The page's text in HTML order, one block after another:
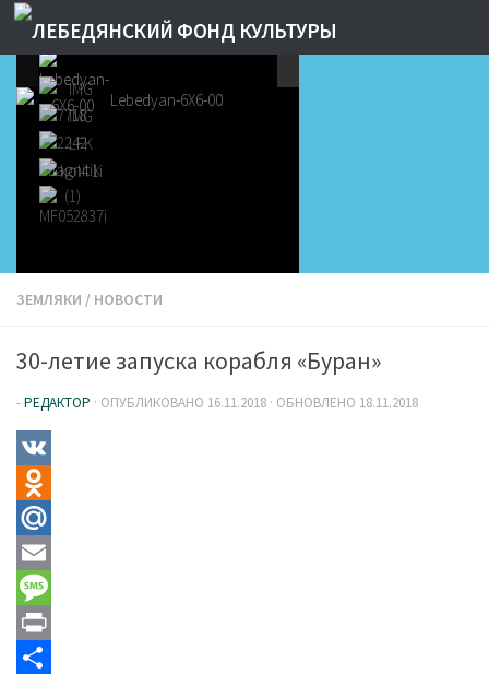
ЗЕМЛЯКИ / НОВОСТИ
30-летие запуска корабля «Буран»
-РЕДАКТОР · ОПУБЛИКОВАНО 16.11.2018 · ОБНОВЛЕНО 18.11.2018
VK
Odnoklassniki
Mail.Ru
Email
Message
Print